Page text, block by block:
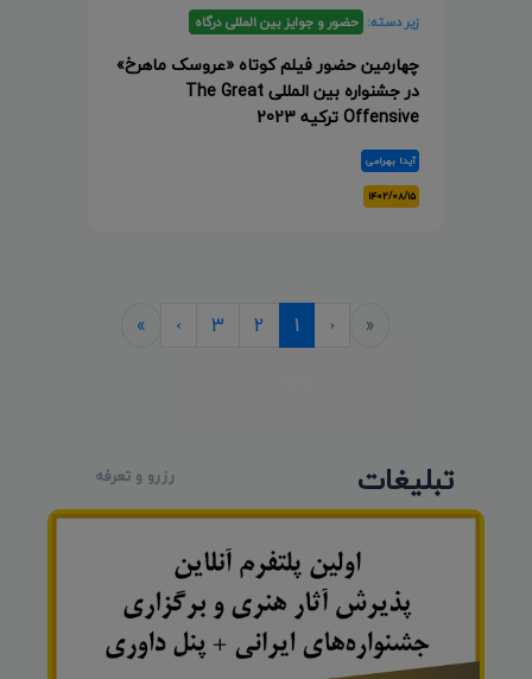
زیر دسته: حضور و جوایز بین المللی درگاه
چهارمین حضور فیلم کوتاه «عروسک ماهرخ»
در جشنواره بین المللی The Great
Offensive ترکیه 2023
آیدا بهرامی
۱۴۰۲/۰۸/۱۵
«
First
‹
Previous
1
2
3
›
Next
»
تبلیغات رزرو و تعرفه